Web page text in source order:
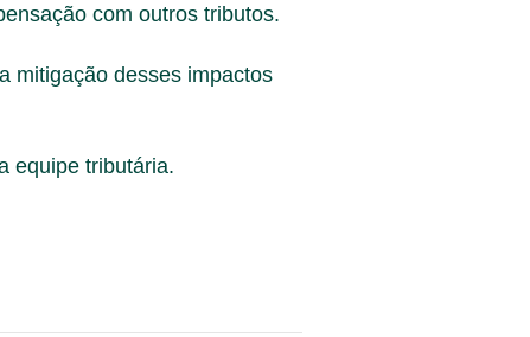
com outros tributos.
mitigação desses impactos
equipe tributária.